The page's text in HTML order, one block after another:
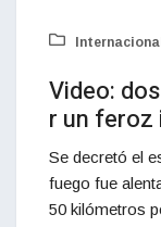
Video:
r un feroz
Se decretó el
fuego fue
50 kilómetros